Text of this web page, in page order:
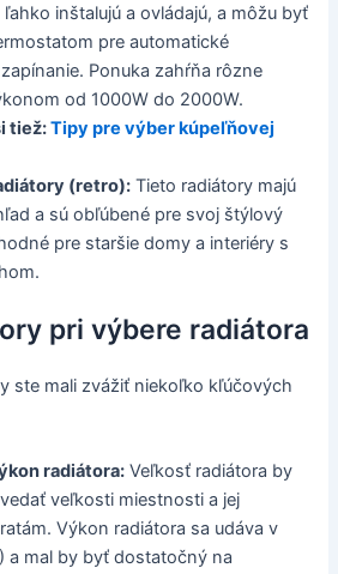
inštalujú a ovládajú, a môžu byť
pre automatické
Ponuka zahŕňa rôzne
od 1000W do 2000W.
tiež:Tipy pre výber kúpeľňovej
(retro): Tieto radiátory majú
a sú obľúbené pre svoj štýlový
pre staršie domy a interiéry s
pri výbere radiátora
ste mali zvážiť niekoľko kľúčových
radiátora: Veľkosť radiátora by
veľkosti miestnosti a jej
Výkon radiátora sa udáva v
a mal by byť dostatočný na